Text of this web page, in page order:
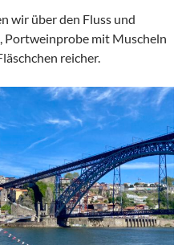
wir über den Fluss und
Portweinprobe mit Muscheln
reicher.